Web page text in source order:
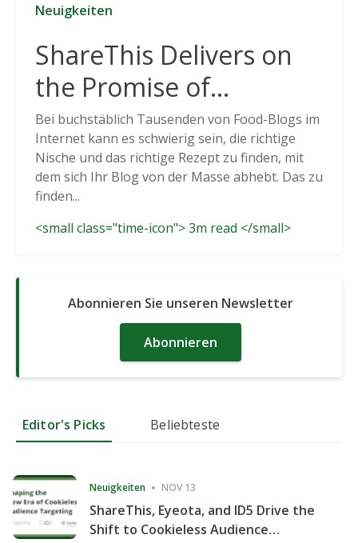
Neuigkeiten
ShareThis Delivers on
the Promise of
Cookieless Data
Solutions
Bei buchstäblich Tausenden von Food-Blogs im
Internet kann es schwierig sein, die richtige
Nische und das richtige Rezept zu finden, mit
dem sich Ihr Blog von der Masse abhebt. Das zu
finden...
<small class="time-icon"> 3m read </small>
Abonnieren Sie unseren Newsletter
Abonnieren
Editor's Picks Beliebteste
Neuigkeiten NOV 13
ShareThis, Eyeota, and ID5 Drive the
Shift to Cookieless Audience